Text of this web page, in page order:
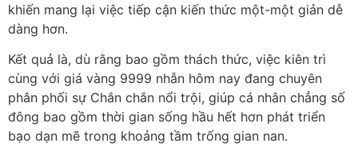
khiến mang lại việc tiếp cận kiến thức một-một giản dễ
dàng hơn.
Kết quả là, dù rằng bao gồm thách thức, việc kiên trì
cùng với giá vàng 9999 nhẫn hôm nay đang chuyên
phân phối sự Chắn chắn nổi trội, giúp cá nhân chẳng số
đông bao gồm thời gian sống hầu hết hơn phát triển
bạo dạn mẽ trong khoảng tầm trống gian nan.